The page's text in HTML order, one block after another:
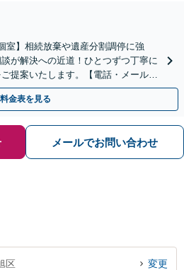
室】相続放棄や遺産分割調停に強
が解決への近道！ひとつずつ丁寧に
提案いたします。【電話・メール相
【オンライン可能】
料金表を見る
メールでお問い合わせ
区 変更